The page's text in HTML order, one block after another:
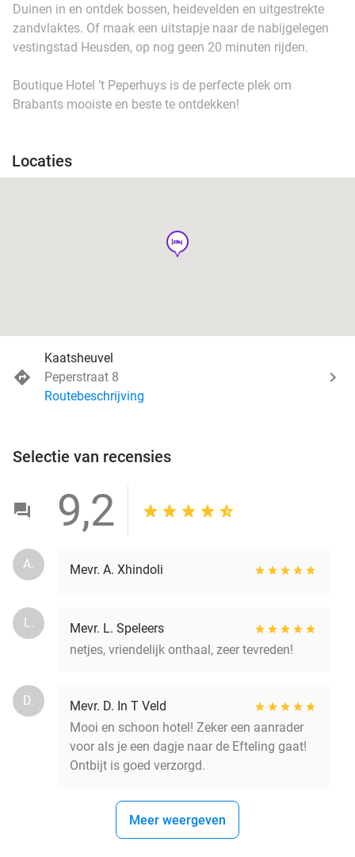
Duinen in en ontdek bossen, heidevelden en uitgestrekte
zandvlaktes. Of maak een uitstapje naar de nabijgelegen
vestingstad Heusden, op nog geen 20 minuten rijden.
Boutique Hotel ’t Peperhuys is de perfecte plek om
Brabants mooiste en beste te ontdekken!
Locaties
hotel
Kaatsheuvel
Peperstraat 8
Routebeschrijving
Selectie van recensies
9,2
A. Mevr. A. Xhindoli
L.
Mevr. L. Speleers
netjes, vriendelijk onthaal, zeer tevreden!
D.
Mevr. D. In T Veld
Mooi en schoon hotel! Zeker een aanrader
voor als je een dagje naar de Efteling gaat!
Ontbijt is goed verzorgd.
Meer weergeven